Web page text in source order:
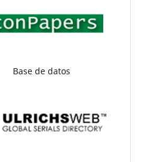
Base de datos